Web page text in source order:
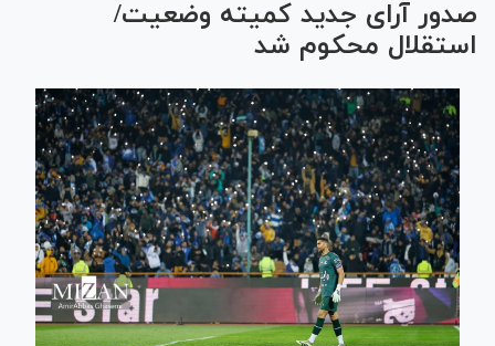
صدور آرای جدید کمیته وضعیت/
استقلال محکوم شد